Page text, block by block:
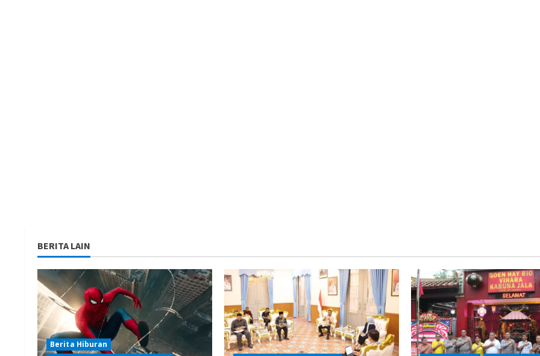
BERITA LAIN
Berita Hiburan